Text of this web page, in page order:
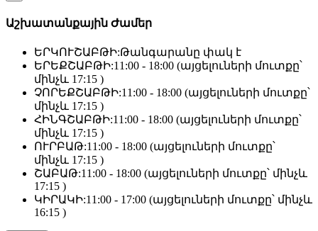
Աշխատանքային Ժամեր
ԵՐԿՈՒՇԱԲԹԻ:Թանգարանը փակ է
ԵՐԵՔՇԱԲԹԻ:11:00 - 18:00 (այցելուների մուտքը՝
մինչև 17:15 )
ՉՈՐԵՔՇԱԲԹԻ:11:00 - 18:00 (այցելուների մուտքը՝
մինչև 17:15 )
ՀԻՆԳՇԱԲԹԻ:11:00 - 18:00 (այցելուների մուտքը՝
մինչև 17:15 )
ՈՒՐԲԱԹ:11:00 - 18:00 (այցելուների մուտքը՝
մինչև 17:15 )
ՇԱԲԱԹ:11:00 - 18:00 (այցելուների մուտքը՝ մինչև
17:15 )
ԿԻՐԱԿԻ:11:00 - 17:00 (այցելուների մուտքը՝ մինչև
16:15 )